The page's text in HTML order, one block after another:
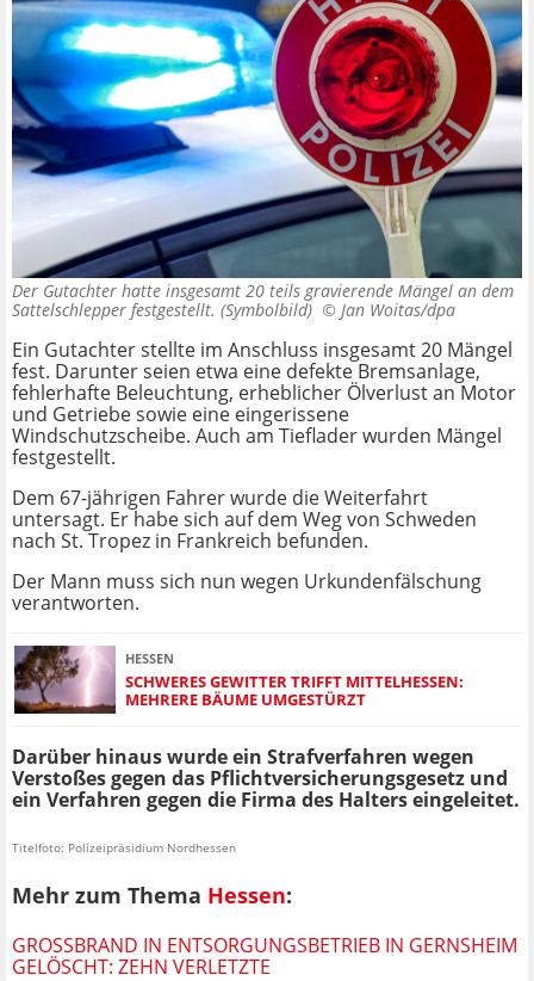
Der Gutachter hatte insgesamt 20 teils gravierende Mängel an dem
Sattelschlepper festgestellt. (Symbolbild) © Jan Woitas/dpa
Ein Gutachter stellte im Anschluss insgesamt 20 Mängel
fest. Darunter seien etwa eine defekte Bremsanlage,
fehlerhafte Beleuchtung, erheblicher Ölverlust an Motor
und Getriebe sowie eine eingerissene
Windschutzscheibe. Auch am Tieflader wurden Mängel
festgestellt.
Dem 67-jährigen Fahrer wurde die Weiterfahrt
untersagt. Er habe sich auf dem Weg von Schweden
nach St. Tropez in Frankreich befunden.
Der Mann muss sich nun wegen Urkundenfälschung
verantworten.
HESSEN
SCHWERES GEWITTER TRIFFT MITTELHESSEN:
MEHRERE BÄUME UMGESTÜRZT
Darüber hinaus wurde ein Strafverfahren wegen
Verstoßes gegen das Pflichtversicherungsgesetz und
ein Verfahren gegen die Firma des Halters eingeleitet.
Titelfoto: Polizeipräsidium Nordhessen
Mehr zum Thema Hessen:
GROSSBRAND IN ENTSORGUNGSBETRIEB IN GERNSHEIM G
ELÖSCHT: ZEHN VERLETZTE